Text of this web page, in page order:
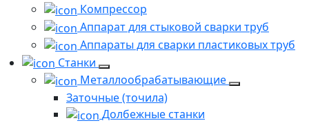
Компрессор
Аппарат для стыковой сварки труб
Аппараты для сварки пластиковых труб
Станки
Металлообрабатывающие
Заточные (точила)
Долбежные станки